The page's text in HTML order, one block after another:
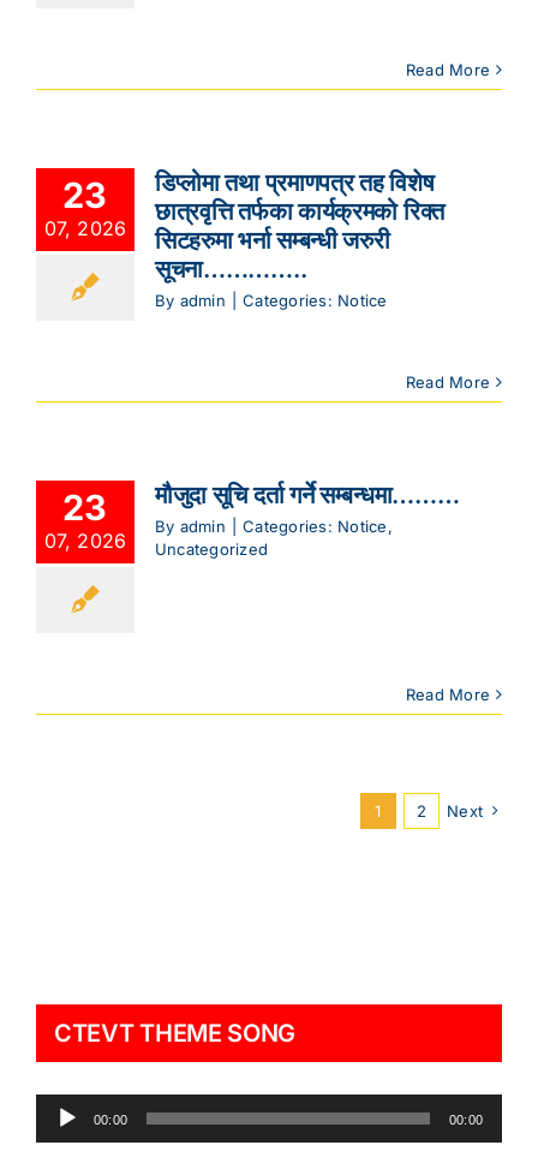
Read More
23
07, 2026
डिप्लोमा तथा प्रमाणपत्र तह विशेष
छात्रवृत्ति तर्फका कार्यक्रमको रिक्त
सिटहरुमा भर्ना सम्बन्धी जरुरी
सूचना…………..
By admin Categories: Notice
Read More
23
07, 2026
मौजुदा सूचि दर्ता गर्ने सम्बन्धमा………
By admin Categories: Notice,
Uncategorized
Read More
1 2 Next
CTEVT THEME SONG
Audio
Player
00:00 00:00